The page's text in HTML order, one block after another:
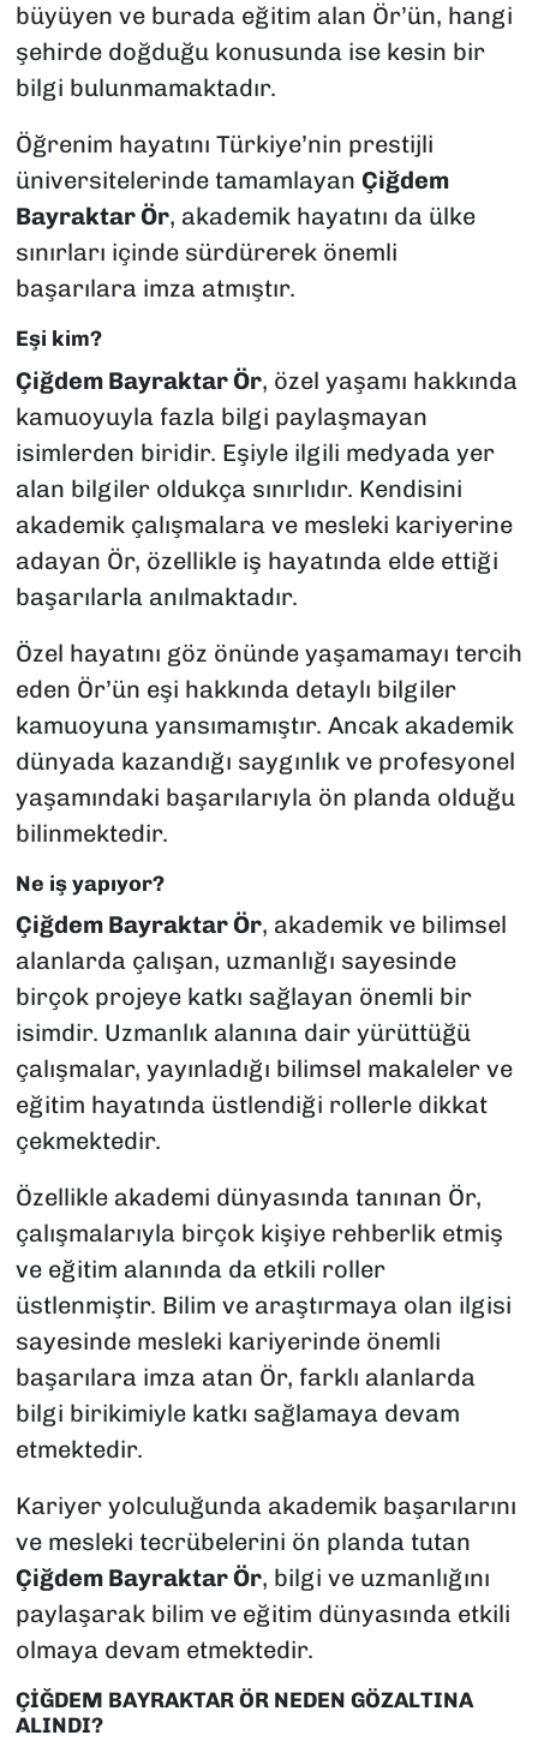
büyüyen ve burada eğitim alan Ör’ün, hangi
şehirde doğduğu konusunda ise kesin bir
bilgi bulunmamaktadır.
Öğrenim hayatını Türkiye’nin prestijli
üniversitelerinde tamamlayan Çiğdem
Bayraktar Ör, akademik hayatını da ülke
sınırları içinde sürdürerek önemli
başarılara imza atmıştır.
Eşi kim?
Çiğdem Bayraktar Ör, özel yaşamı hakkında
kamuoyuyla fazla bilgi paylaşmayan
isimlerden biridir. Eşiyle ilgili medyada yer
alan bilgiler oldukça sınırlıdır. Kendisini
akademik çalışmalara ve mesleki kariyerine
adayan Ör, özellikle iş hayatında elde ettiği
başarılarla anılmaktadır.
Özel hayatını göz önünde yaşamamayı tercih
eden Ör’ün eşi hakkında detaylı bilgiler
kamuoyuna yansımamıştır. Ancak akademik
dünyada kazandığı saygınlık ve profesyonel
yaşamındaki başarılarıyla ön planda olduğu
bilinmektedir.
Ne iş yapıyor?
Çiğdem Bayraktar Ör, akademik ve bilimsel
alanlarda çalışan, uzmanlığı sayesinde
birçok projeye katkı sağlayan önemli bir
isimdir. Uzmanlık alanına dair yürüttüğü
çalışmalar, yayınladığı bilimsel makaleler ve
eğitim hayatında üstlendiği rollerle dikkat
çekmektedir.
Özellikle akademi dünyasında tanınan Ör,
çalışmalarıyla birçok kişiye rehberlik etmiş
ve eğitim alanında da etkili roller
üstlenmiştir. Bilim ve araştırmaya olan ilgisi
sayesinde mesleki kariyerinde önemli
başarılara imza atan Ör, farklı alanlarda
bilgi birikimiyle katkı sağlamaya devam
etmektedir.
Kariyer yolculuğunda akademik başarılarını
ve mesleki tecrübelerini ön planda tutan
Çiğdem Bayraktar Ör, bilgi ve uzmanlığını
paylaşarak bilim ve eğitim dünyasında etkili
olmaya devam etmektedir.
ÇİĞDEM BAYRAKTAR ÖR NEDEN GÖZALTINA
ALINDI?